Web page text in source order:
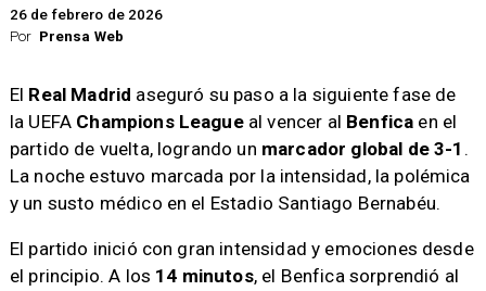
Por Prensa Web
26 de febrero de 2026
El Real Madrid aseguró su paso a la siguiente fase de
la UEFA Champions Leagueal vencer al Benfica en el
partido de vuelta, logrando un marcador global de 3-1 .
La noche estuvo marcada por la intensidad, la polémica
y un susto médico en el Estadio Santiago Bernabéu.
El partido inició con gran intensidad y emociones desde
el principio. A los 14 minutos, el Benfica sorprendió al